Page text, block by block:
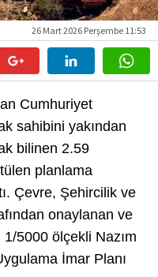
26 Mart 2026 Perşembe 11:53
Cumhuriyet
sahibini yakından
bilinen 2.59
planlama
Çevre, Şehircilik ve
onaylanan ve
1/5000 ölçekli Nazım
İmar Planı